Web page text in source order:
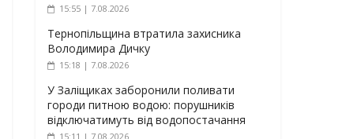
15:55 | 7.08.2026
Тернопільщина втратила захисника
Володимира Дичку
15:18 | 7.08.2026
У Заліщиках заборонили поливати
городи питною водою: порушників
відключатимуть від водопостачання
15:11 | 7.08.2026